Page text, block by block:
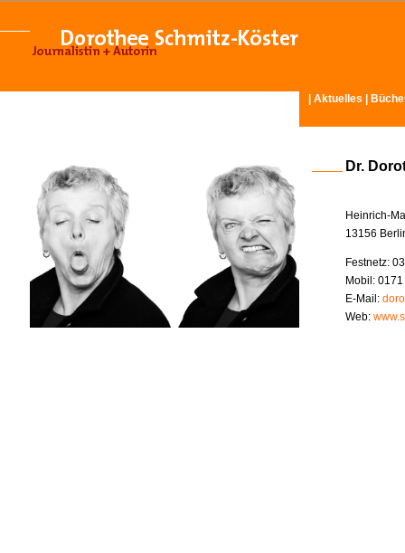
Aktuelles
Dr.
Heinrich-
13156
Festnetz:
Mobil:
E-Mail:
Web: